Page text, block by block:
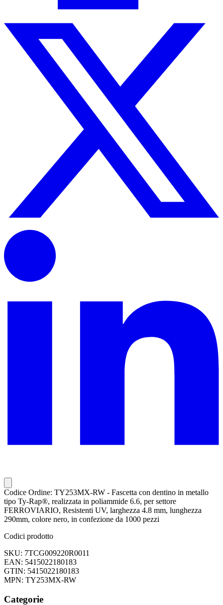
Codice Ordine: TY253MX-RW - Fascetta con dentino in metallo
tipo Ty-Rap®, realizzata in poliammide 6.6, per settore
FERROVIARIO, Resistenti UV, larghezza 4.8 mm, lunghezza
290mm, colore nero, in confezione da 1000 pezzi
Codici prodotto
SKU: 7TCG009220R0011
EAN: 5415022180183
GTIN: 5415022180183
MPN: TY253MX-RW
Categorie